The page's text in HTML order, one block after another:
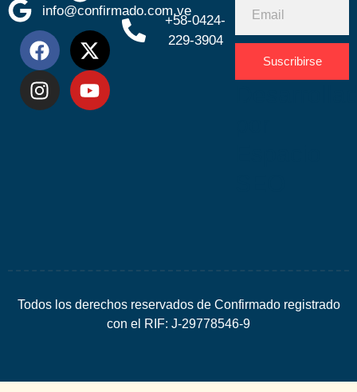
info@confirmado.com.ve
+58-0424-
229-3904
Suscribirse
Todos los derechos reservados de Confirmado registrado
con el RIF: J-29778546-9